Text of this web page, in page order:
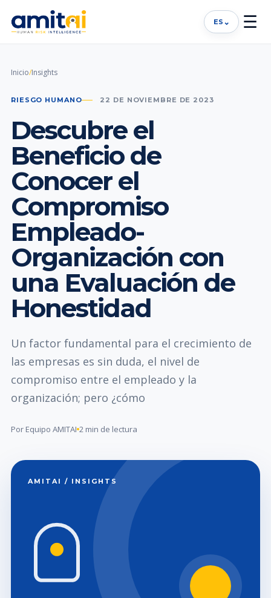
ES ⌄ ☰
Inicio/Insights
RIESGO HUMANO 22 DE NOVIEMBRE DE 2023
Descubre el
Beneficio de
Conocer el
Compromiso
Empleado-
Organización con
una Evaluación de
Honestidad
Un factor fundamental para el crecimiento de
las empresas es sin duda, el nivel de
compromiso entre el empleado y la
organización; pero ¿cómo
Por Equipo AMITAI 2 min de lectura
AMITAI / INSIGHTS